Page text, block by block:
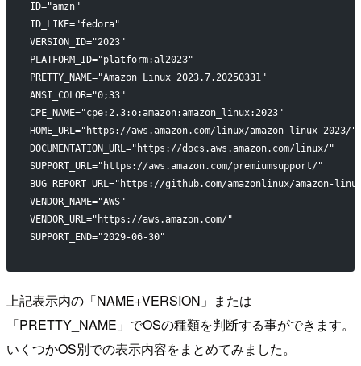
ID="amzn"
ID_LIKE="fedora"
VERSION_ID="2023"
PLATFORM_ID="platform:al2023"
PRETTY_NAME="Amazon Linux 2023.7.20250331"
ANSI_COLOR="0;33"
CPE_NAME="cpe:2.3:o:amazon:amazon_linux:2023"
HOME_URL="https://aws.amazon.com/linux/amazon-linux-2023/"
DOCUMENTATION_URL="https://docs.aws.amazon.com/linux/"
SUPPORT_URL="https://aws.amazon.com/premiumsupport/"
BUG_REPORT_URL="https://github.com/amazonlinux/amazon-
VENDOR_NAME="AWS"
VENDOR_URL="https://aws.amazon.com/"
SUPPORT_END="2029-06-30"
上記表示内の「NAME+VERSION」または
「PRETTY_NAME」でOSの種類を判断する事ができます。
いくつかOS別での表示内容をまとめてみました。